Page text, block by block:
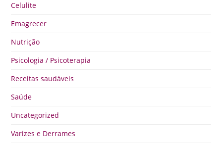
Celulite
Emagrecer
Nutrição
Psicologia / Psicoterapia
Receitas saudáveis
Saúde
Uncategorized
Varizes e Derrames